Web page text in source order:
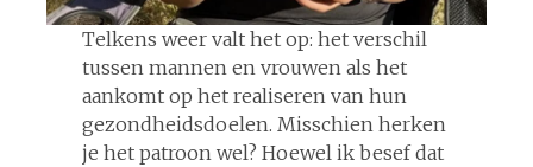
Telkens weer valt het op: het verschil
tussen mannen en vrouwen als het
aankomt op het realiseren van hun
gezondheidsdoelen. Misschien herken
je het patroon wel? Hoewel ik besef dat